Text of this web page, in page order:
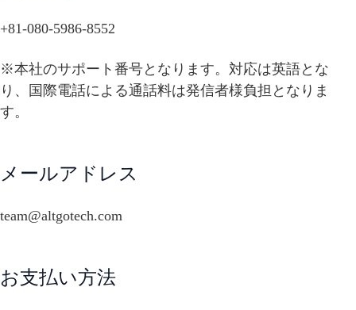
+81-080-5986-8552
※本社のサポート番号となります。対応は英語とな
り、国際電話による通話料は発信者様負担となりま
す。
メールアドレス
team@altgotech.com
お支払い方法